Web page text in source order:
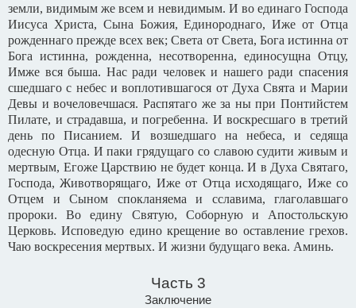
земли, видимым же всем и невидимым. И во единаго Господа
Иисуса Христа, Сына Божия, Единороднаго, Иже от Отца
рожденнаго прежде всех век; Света от Света, Бога истинна от
Бога истинна, рожденна, несотворенна, единосущна Отцу,
Имже вся быша. Нас ради человек и нашего ради спасения
сшедшаго с небес и воплотившагося от Духа Свята и Марии
Девы и вочеловечшася. Распятаго же за ны при Понтийстем
Пилате, и страдавша, и погребенна. И воскресшаго в третий
день по Писанием. И возшедшаго на небеса, и седяща
одесную Отца. И паки грядущаго со славою судити живым и
мертвым, Егоже Царствию не будет конца. И в Духа Святаго,
Господа, Животворящаго, Иже от Отца исходящаго, Иже со
Отцем и Сыном спокланяема и сславима, глаголавшаго
пророки. Во едину Святую, Соборную и Апостольскую
Церковь. Исповедую едино крещение во оставление грехов.
Чаю воскресения мертвых. И жизни будущаго века. Аминь.
Часть 3
Заключение